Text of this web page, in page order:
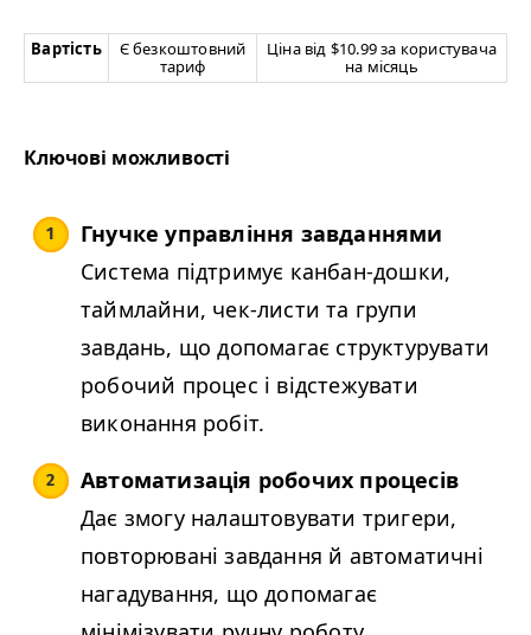
Вартість
Є безкоштовний
тариф
Ціна від $10.99 за користувача
на місяць
Ключові можливості
Гнучке управління завданнями
Система підтримує канбан-дошки,
таймлайни, чек-листи та групи
завдань, що допомагає структурувати
робочий процес і відстежувати
виконання робіт.
Автоматизація робочих процесів
Дає змогу налаштовувати тригери,
повторювані завдання й автоматичні
нагадування, що допомагає